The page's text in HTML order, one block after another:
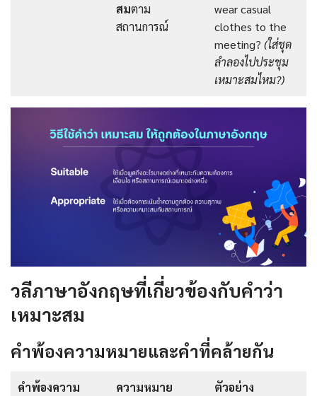
สมตาม
สถานการณ์
wear casual
clothes to the
meeting? (ใส่ชุด
ลำลองไปประชุม
เหมาะสมไหม?)
วลีภาษาอังกฤษที่เกี่ยวข้องกับคำว่า
เหมาะสม
คำพ้องความหมายและคำที่คล้ายกัน
คำพ้องความ
ความหมาย ตัวอย่าง